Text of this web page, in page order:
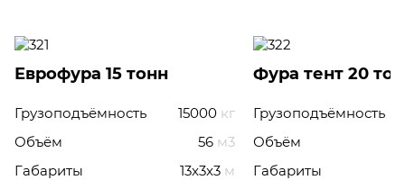
Еврофура 15 тонн
Грузоподъёмность 15000 кг
Объём
56 м3
Габариты
13x3x3 м
Фура тент 20
Грузоподъёмность
Объём
Габариты